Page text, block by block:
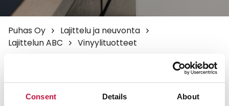
Consent Details About
Puhas Oy
Lajittelu ja neuvonta
Lajittelun ABC
Vinyylituotteet